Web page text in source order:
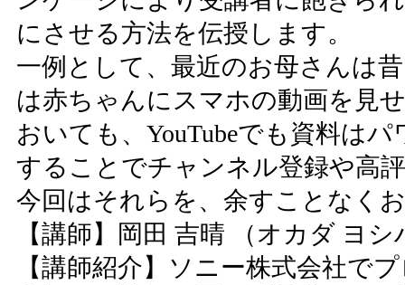
にさせる方法を伝授します。
一例として、最近のお母さんは
は赤ちゃんにスマホの動画を見
おいても、YouTubeでも資料は
することでチャンネル登録や高
今回はそれらを、余すことなく
【講師】岡田 吉晴 （オカダ ヨシ
【講師紹介】ソニー株式会社で